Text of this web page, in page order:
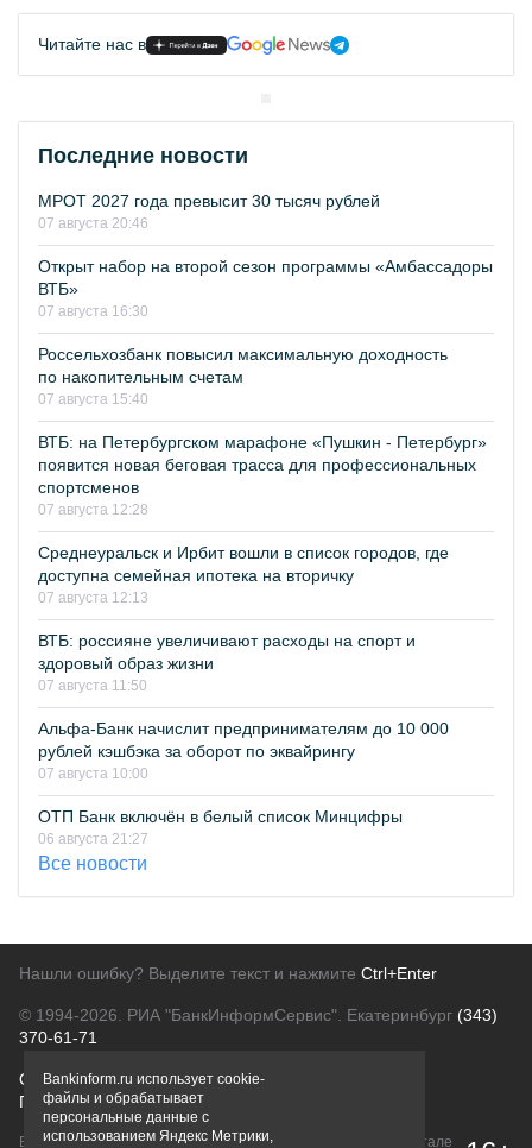
Читайте нас в
Последние новости
МРОТ 2027 года превысит 30 тысяч рублей
07 августа 20:46
Открыт набор на второй сезон программы «Амбассадоры
ВТБ»
07 августа 16:30
Россельхозбанк повысил максимальную доходность
по накопительным счетам
07 августа 15:40
ВТБ: на Петербургском марафоне «Пушкин - Петербург»
появится новая беговая трасса для профессиональных
спортсменов
07 августа 12:28
Среднеуральск и Ирбит вошли в список городов, где
доступна семейная ипотека на вторичку
07 августа 12:13
ВТБ: россияне увеличивают расходы на спорт и
здоровый образ жизни
07 августа 11:50
Альфа-Банк начислит предпринимателям до 10 000
рублей кэшбэка за оборот по эквайрингу
07 августа 10:00
ОТП Банк включён в белый список Минцифры
06 августа 21:27
Все новости
Нашли ошибку? Выделите текст и нажмите Ctrl+Enter
© 1994-2026. РИА "БанкИнформСервис". Екатеринбург (343)
370-61-71
О проектеПолитика конфиденциальности
Правовая информацияДля рекламодателей
Вся информация о продуктах банков, размещенная на портале
Bankinform.ru использует cookie-
файлы и обрабатывает
персональные данные с
использованием Яндекс Метрики,